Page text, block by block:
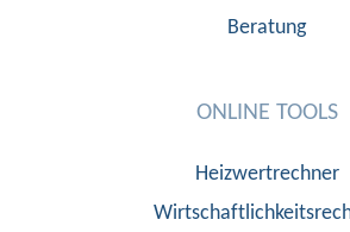
Beratung
ONLINE TOOLS
Heizwertrechner